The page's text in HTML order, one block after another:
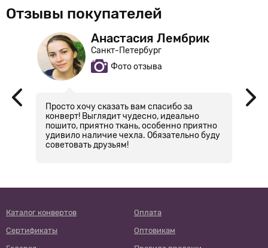
Отзывы покупателей
Анастасия Лембрик
Санкт-Петербург
Фото отзыва
Просто хочу сказать вам спасибо за
конверт! Выглядит чудесно, идеально
пошито, приятно ткань, особенно приятно
удивило наличие чехла. Обязательно буду
советовать друзьям!
Каталог конвертов
Оплата
Сертификаты
Оптовикам